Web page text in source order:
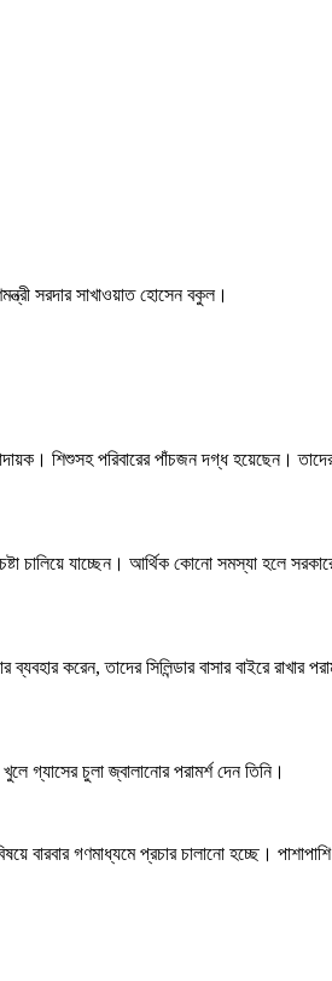
সরদার সাখাওয়াত হোসেন বকুল।
শিশুসহ পরিবারের পাঁচজন দগ্ধ হয়েছেন।
চালিয়ে যাচ্ছেন। আর্থিক কোনো সমস্যা হলে
করেন, তাদের সিলিন্ডার বাসার বাইরে রাখার
গ্যাসের চুলা জ্বালানোর পরামর্শ দেন তিনি।
বারবার গণমাধ্যমে প্রচার চালানো হচ্ছে। পাশাপাশি